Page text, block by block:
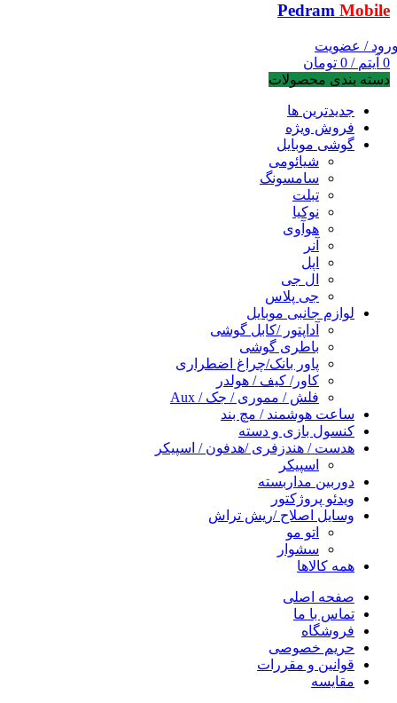
Pedram Mobile
/ عضویت
0 آیتم /
0 تومان
دسته بندی محصولات
جدیدترین ها
فروش ویژه
گوشی موبایل
شیائومی
سامسونگ
تبلت
نوکیا
هوآوی
آنر
اپل
ال جی
جی پلاس
لوازم جانبی موبایل
آداپتور /کابل گوشی
باطری گوشی
پاور بانک/چراغ اضطراری
کاور/ کیف / هولدر
فلش / مموری / جک / Aux
ساعت هوشمند / مچ بند
کنسول بازی و دسته
هدست / هندزفری /هدفون / اسپیکر
اسپیکر
دوربین مداربسته
ویدئو پروژکتور
وسایل اصلاح /ریش تراش
اتو مو
سشوار
همه کالاها
صفحه اصلی
تماس با ما
فروشگاه
حریم خصوصی
قوانین و مقررات
مقایسه